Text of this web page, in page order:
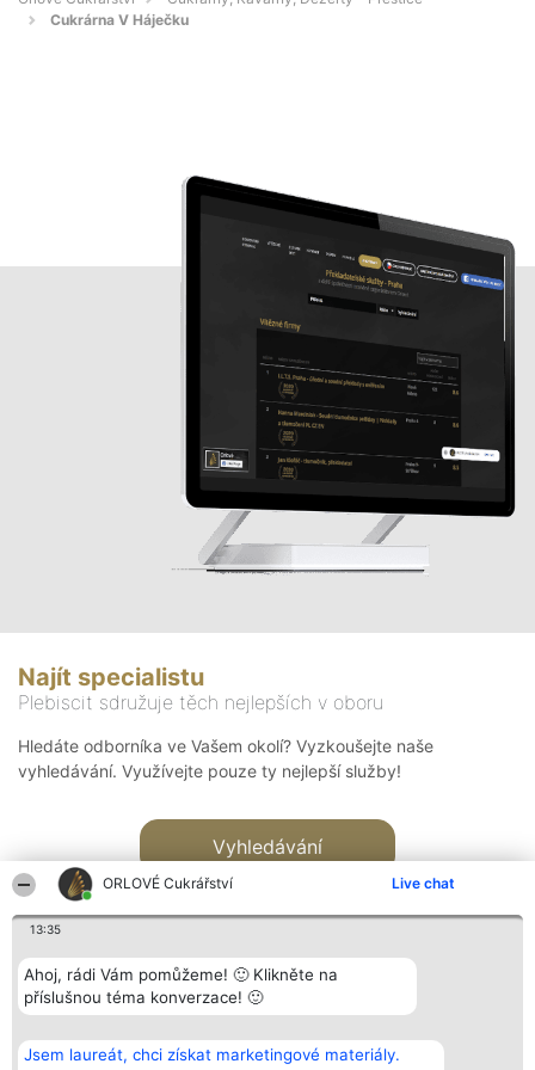
ORLOVÉ Cukrářství Live chat
13:35
Ahoj, rádi Vám pomůžeme! 🙂 Klikněte na
příslušnou téma konverzace! 🙂
Jsem laureát, chci získat marketingové materiály.
Cukrárna V Háječku
Najít specialistu
Plebiscit sdružuje těch nejlepších v oboru
Hledáte odborníka ve Vašem okolí? Vyzkoušejte naše
vyhledávání. Využívejte pouze ty nejlepší služby!
Vyhledávání
Bright Side Solutions sp. z o.
o. sp. k.
Vítězové
Seznam všech
Kontakt